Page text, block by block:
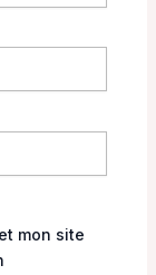
mon site